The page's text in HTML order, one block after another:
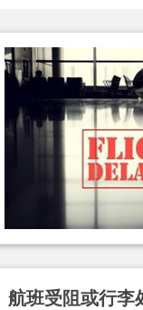
航班受阻或行李